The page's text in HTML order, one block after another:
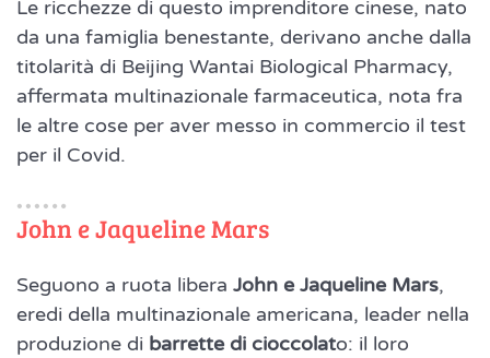
Le ricchezze di questo imprenditore cinese, nato
da una famiglia benestante, derivano anche dalla
titolarità di Beijing Wantai Biological Pharmacy,
affermata multinazionale farmaceutica, nota fra
le altre cose per aver messo in commercio il test
per il Covid.
John e Jaqueline Mars
Seguono a ruota libera John e Jaqueline Mars,
eredi della multinazionale americana, leader nella
produzione di barrette di cioccolato: il loro